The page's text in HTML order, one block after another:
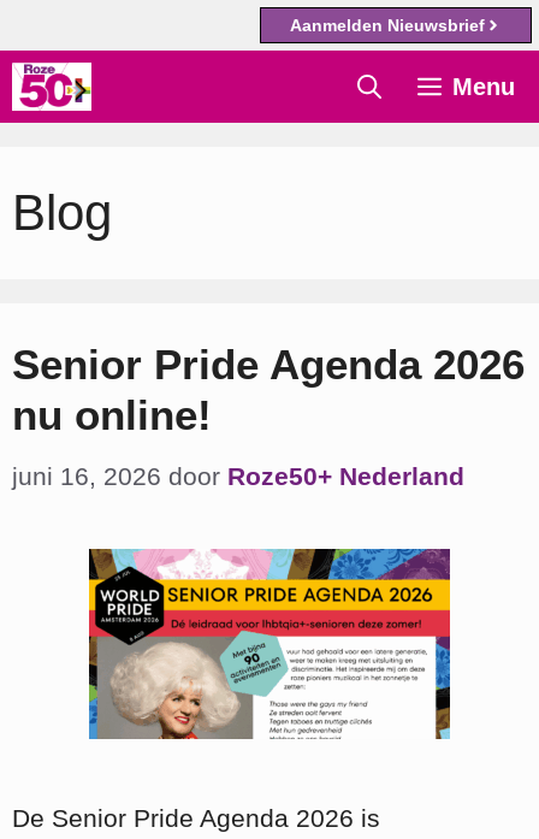
Aanmelden Nieuwsbrief
Ga
naar
Menu
Blog
Senior Pride Agenda 2026
nu online!
juni 16, 2026 door Roze50+ Nederland
De Senior Pride Agenda 2026 is